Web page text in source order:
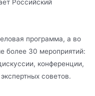
Российский
программа, а во
более 30 мероприятий:
конференции,
советов.